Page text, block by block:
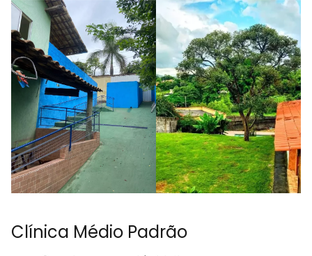
Clínica Médio Padrão